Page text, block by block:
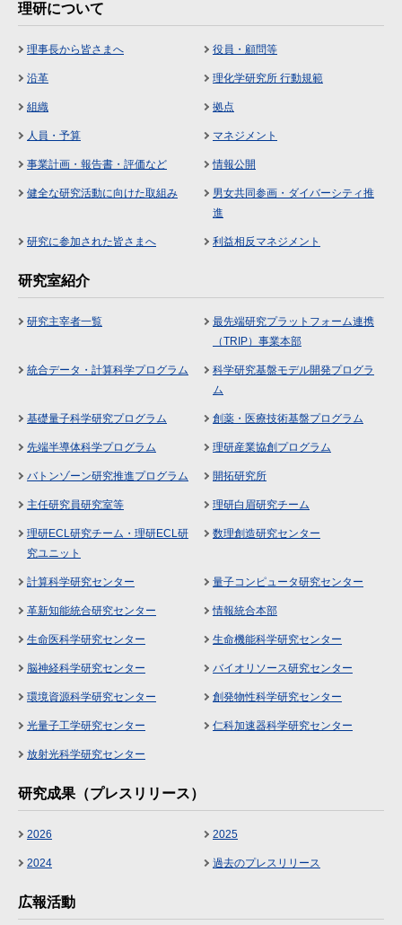
理研について
理事長から皆さまへ 役員・顧問等
沿革 理化学研究所 行動規範
組織 拠点
人員・予算 マネジメント
事業計画・報告書・評価など 情報公開
健全な研究活動に向けた取組み
男女共同参画・ダイバーシティ推
進
研究に参加された皆さまへ 利益相反マネジメント
研究室紹介
研究主宰者一覧
最先端研究プラットフォーム連携
（TRIP）事業本部
統合データ・計算科学プログラム
科学研究基盤モデル開発プログラ
ム
基礎量子科学研究プログラム 創薬・医療技術基盤プログラム
先端半導体科学プログラム 理研産業協創プログラム
バトンゾーン研究推進プログラム 開拓研究所
主任研究員研究室等 理研白眉研究チーム
理研ECL研究チーム・理研ECL研
究ユニット
数理創造研究センター
計算科学研究センター 量子コンピュータ研究センター
革新知能統合研究センター 情報統合本部
生命医科学研究センター 生命機能科学研究センター
脳神経科学研究センター バイオリソース研究センター
環境資源科学研究センター 創発物性科学研究センター
光量子工学研究センター 仁科加速器科学研究センター
放射光科学研究センター
研究成果（プレスリリース）
2026 2025
2024 過去のプレスリリース
広報活動